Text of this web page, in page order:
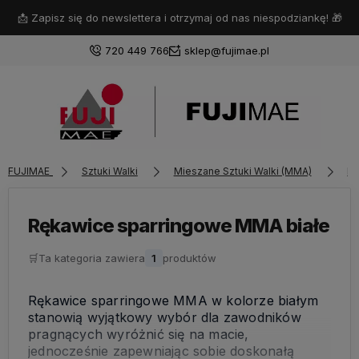
📩 Zapisz się do newslettera i otrzymaj od nas niespodziankę! 🎁
720 449 766 sklep@fujimae.pl
Załóż konto
z poprzedniej sesji.
FUJIMAE Sztuki Walki Mieszane Sztuki Walki (MMA)
Rękawice sparringowe MMA białe
🛒Ta kategoria zawiera 1 produktów
Rękawice sparringowe MMA w kolorze białym
stanowią wyjątkowy wybór dla zawodników
pragnących wyróżnić się na macie,
jednocześnie zapewniając sobie doskonałą